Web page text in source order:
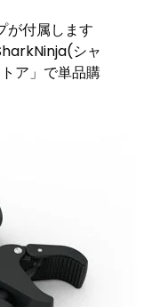
が付属します
シャ
ア」で単品購